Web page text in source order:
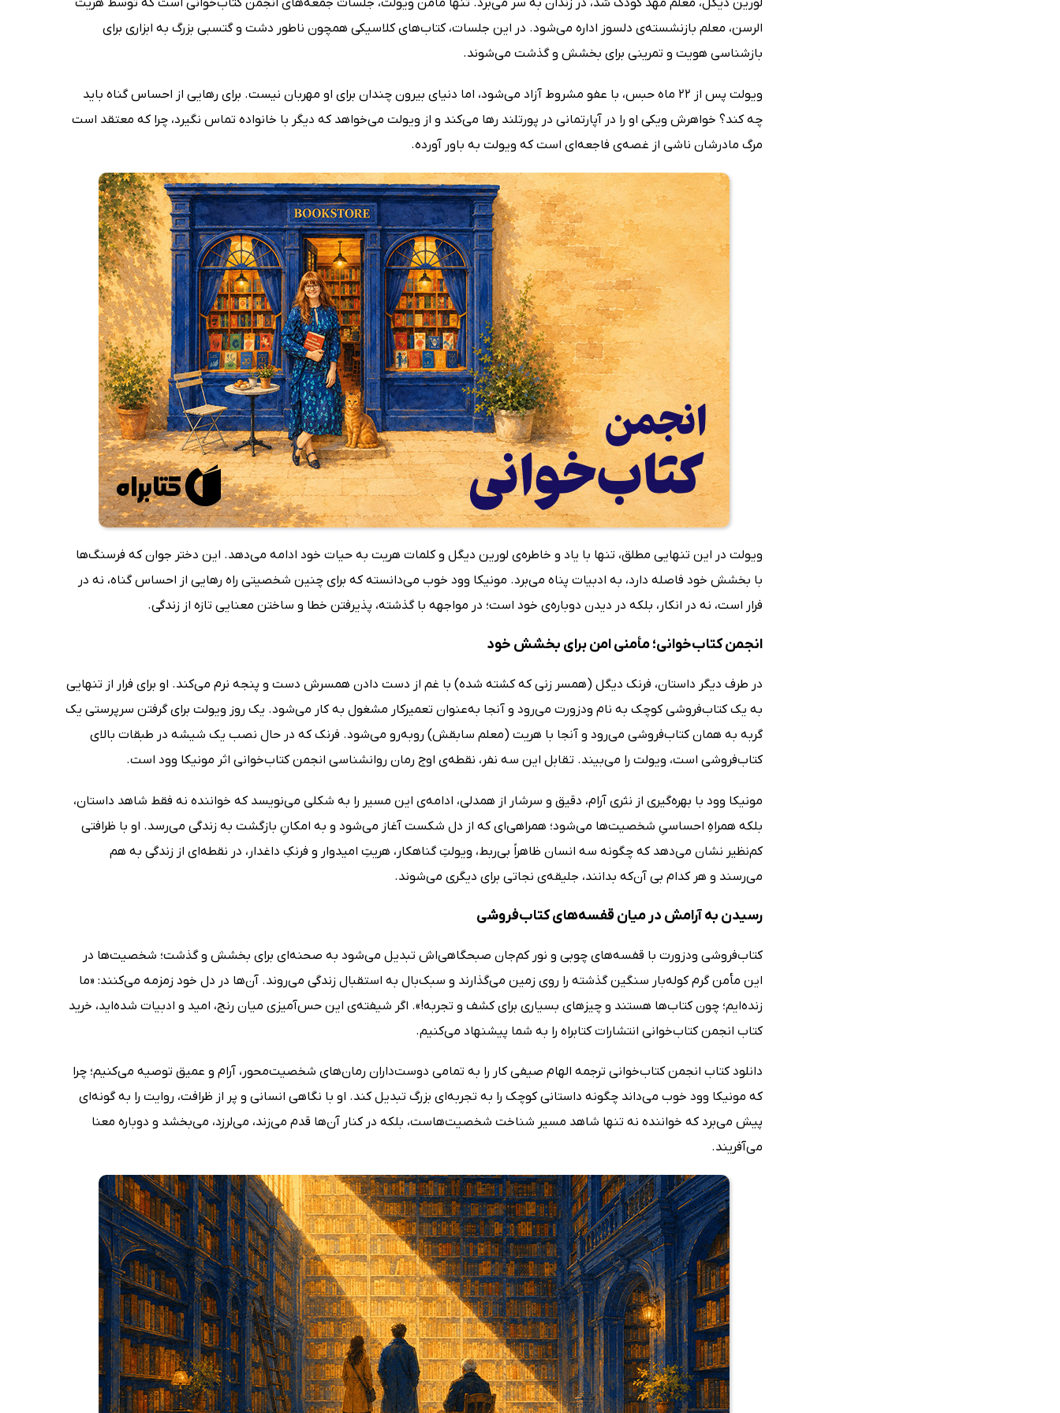
لورین دیگل، معلم مهد کودک شد، در زندان به سر می‌برد. تنها مأمن ویولت، جلسات جمعه‌های انجمن کتاب‌خوانی است که توسط هریت
الرسن، معلم بازنشسته‌ی دلسوز اداره می‌شود. در این جلسات، کتاب‌های کلاسیکی همچون ناطور دشت و گتسبی بزرگ به ابزاری برای
بازشناسی هویت و تمرینی برای بخشش و گذشت می‌شوند.
ویولت پس از 22 ماه حبس، با عفو مشروط آزاد می‌شود، اما دنیای بیرون چندان برای او مهربان نیست. برای رهایی از احساس گناه باید
چه کند؟ خواهرش ویکی او را در آپارتمانی در پورتلند رها می‌کند و از ویولت می‌خواهد که دیگر با خانواده تماس نگیرد، چرا که معتقد است
مرگ مادرشان ناشی از غصه‌ی فاجعه‌ای است که ویولت به باور آورده.
ویولت در این تنهایی مطلق، تنها با یاد و خاطره‌ی لورین دیگل و کلمات هریت به حیات خود ادامه می‌دهد. این دختر جوان که فرسنگ‌ها
با بخشش خود فاصله دارد، به ادبیات پناه می‌برد. مونیکا وود خوب می‌دانسته که برای چنین شخصیتی راه رهایی از احساس گناه، نه در
فرار است، نه در انکار، بلکه در دیدن دوباره‌ی خود است؛ در مواجهه با گذشته، پذیرفتن خطا و ساختن معنایی تازه از زندگی.
انجمن کتاب‌خوانی؛ مأمنی امن برای بخشش خود
در طرف دیگر داستان، فرنک دیگل (همسر زنی که کشته شده) با غم از دست دادن همسرش دست و پنجه نرم می‌کند. او برای فرار از تنهایی
به یک کتاب‌فروشی کوچک به نام ودزورت می‌رود و آنجا به‌عنوان تعمیرکار مشغول به کار می‌شود. یک روز ویولت برای گرفتن سرپرستی یک
گربه به همان کتاب‌فروشی می‌رود و آنجا با هریت (معلم سابقش) روبه‌رو می‌شود. فرنک که در حال نصب یک شیشه در طبقات بالای
کتاب‌فروشی است، ویولت را می‌بیند. تقابل این سه نفر، نقطه‌ی اوج رمان روانشناسی انجمن کتاب‌خوانی اثر مونیکا وود است.
مونیکا وود با بهره‌گیری از نثری آرام، دقیق و سرشار از همدلی، ادامه‌ی این مسیر را به شکلی می‌نویسد که خواننده نه فقط شاهد داستان،
بلکه همراهِ احساسیِ شخصیت‌ها می‌شود؛ همراهی‌ای که از دل شکست آغاز می‌شود و به امکانِ بازگشت به زندگی می‌رسد. او با ظرافتی
کم‌نظیر نشان می‌دهد که چگونه سه انسان ظاهراً بی‌ربط، ویولتِ گناهکار، هریتِ امیدوار و فرنکِ داغدار، در نقطه‌ای از زندگی به هم
می‌رسند و هر کدام بی آن‌که بدانند، جلیقه‌ی نجاتی برای دیگری می‌شوند.
رسیدن به آرامش در میان قفسه‌های کتاب‌فروشی
کتاب‌فروشی ودزورت با قفسه‌های چوبی و نور کم‌جان صبحگاهی‌اش تبدیل می‌شود به صحنه‌ای برای بخشش و گذشت؛ شخصیت‌ها در
این مأمن گرم کوله‌بار سنگین گذشته را روی زمین می‌گذارند و سبک‌بال به استقبال زندگی می‌روند. آن‌ها در دل خود زمزمه می‌کنند: «ما
زنده‌ایم؛ چون کتاب‌ها هستند و چیزهای بسیاری برای کشف و تجربه!». اگر شیفته‌ی این حس‌آمیزی میان رنج، امید و ادبیات شده‌اید، خرید
کتاب انجمن کتاب‌خوانی انتشارات کتابراه را به شما پیشنهاد می‌کنیم.
دانلود کتاب انجمن کتاب‌خوانی ترجمه الهام صیفی کار را به تمامی دوست‌داران رمان‌های شخصیت‌محور، آرام و عمیق توصیه می‌کنیم؛ چرا
که مونیکا وود خوب می‌داند چگونه داستانی کوچک را به تجربه‌ای بزرگ تبدیل کند. او با نگاهی انسانی و پر از ظرافت، روایت را به گونه‌ای
پیش می‌برد که خواننده نه تنها شاهد مسیر شناخت شخصیت‌هاست، بلکه در کنار آن‌ها قدم می‌زند، می‌لرزد، می‌بخشد و دوباره معنا
می‌آفریند.